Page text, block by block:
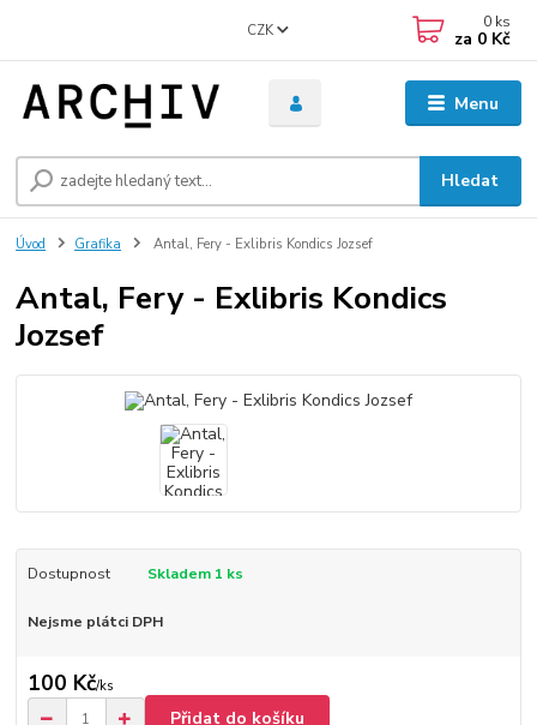
Menu
CZK
Hledat
0 ks
za 0 Kč
Úvod Grafika Antal, Fery - Exlibris Kondics Jozsef
Antal, Fery - Exlibris Kondics
Jozsef
Dostupnost Skladem 1 ks
Nejsme plátci DPH
100 Kč/ks
Přidat do košíku